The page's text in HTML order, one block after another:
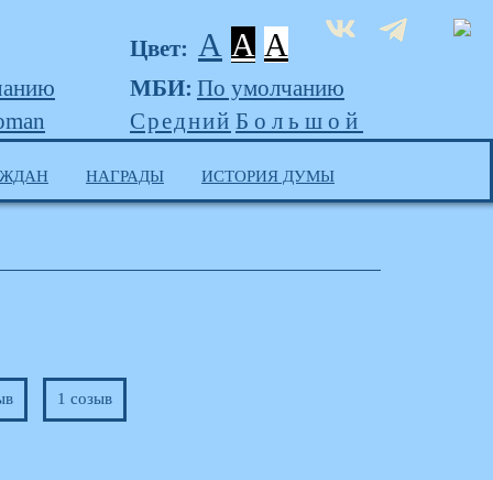
Цвет: A A A
МБИ: По умолчанию
Средний Большой
НАГРАДЫ ИСТОРИЯ ДУМЫ
1 созыв